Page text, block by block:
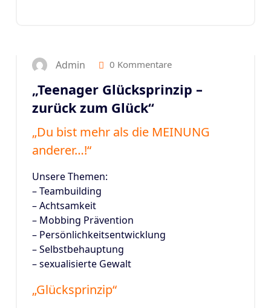
Admin 0 Kommentare
„Teenager Glücksprinzip –
zurück zum Glück“
„Du bist mehr als die MEINUNG
anderer…!“
Unsere Themen:
– Teambuilding
– Achtsamkeit
– Mobbing Prävention
– Persönlichkeitsentwicklung
– Selbstbehauptung
– sexualisierte Gewalt
„Glücksprinzip“